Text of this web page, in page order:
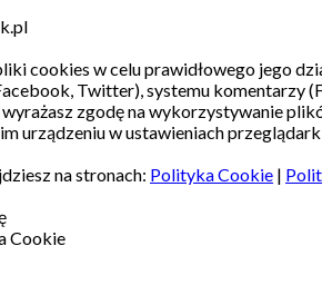
cookies w celu prawidłowego jego
Twitter), systemu komentarzy
zgodę na wykorzystywanie
urządzeniu w ustawieniach
na stronach: Polityka Cookie |
Cookie